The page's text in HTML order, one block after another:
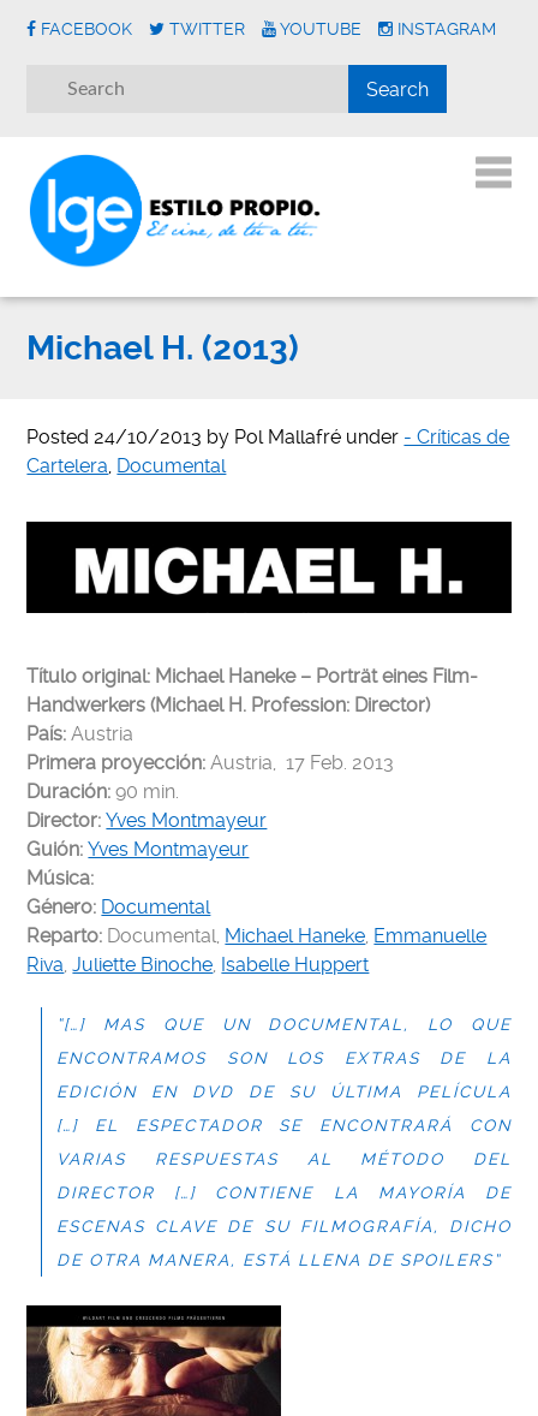
FACEBOOK TWITTER YOUTUBE INSTAGRAM
Michael H. (2013)
Posted24/10/2013 by Pol Mallafré under - Críticas de
Cartelera, Documental
Título original: Michael Haneke – Porträt eines Film-
Handwerkers (Michael H. Profession: Director)
País: Austria
Primera proyección: Austria, 17 Feb. 2013
Duración:90 min.
Director:Yves Montmayeur
Guión:Yves Montmayeur
Música:
Género: Documental
Reparto: Documental, Michael Haneke, Emmanuelle
Riva,Juliette Binoche, Isabelle Huppert
“[…] MAS QUE UN DOCUMENTAL, LO QUE
ENCONTRAMOS SON LOS EXTRAS DE LA
EDICIÓN EN DVD DE SU ÚLTIMA PELÍCULA
[…] EL ESPECTADOR SE ENCONTRARÁ CON
VARIAS RESPUESTAS AL MÉTODO DEL
DIRECTOR […] CONTIENE LA MAYORÍA DE
ESCENAS CLAVE DE SU FILMOGRAFÍA, DICHO
DE OTRA MANERA, ESTÁ LLENA DE SPOILERS”